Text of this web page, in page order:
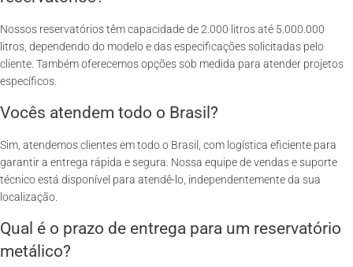
Nossos reservatórios têm capacidade de 2.000 litros até 5.000.000
litros, dependendo do modelo e das especificações solicitadas pelo
cliente. Também oferecemos opções sob medida para atender projetos
específicos.
Vocês atendem todo o Brasil?
Sim, atendemos clientes em todo o Brasil, com logística eficiente para
garantir a entrega rápida e segura. Nossa equipe de vendas e suporte
técnico está disponível para atendê-lo, independentemente da sua
localização.
Qual é o prazo de entrega para um reservatório
metálico?